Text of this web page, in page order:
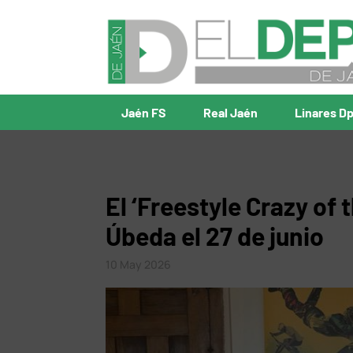
Jaén FS Real Jaén Linares
El ‘Freestyle Crazy of
Úbeda el 27 de junio